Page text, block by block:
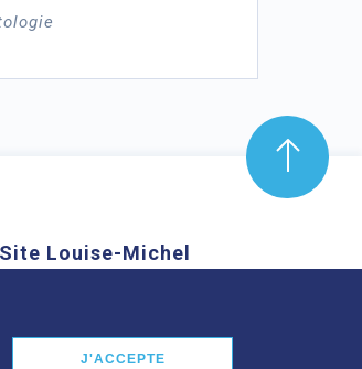
Site Louise-Michel
J'ACCEPTE